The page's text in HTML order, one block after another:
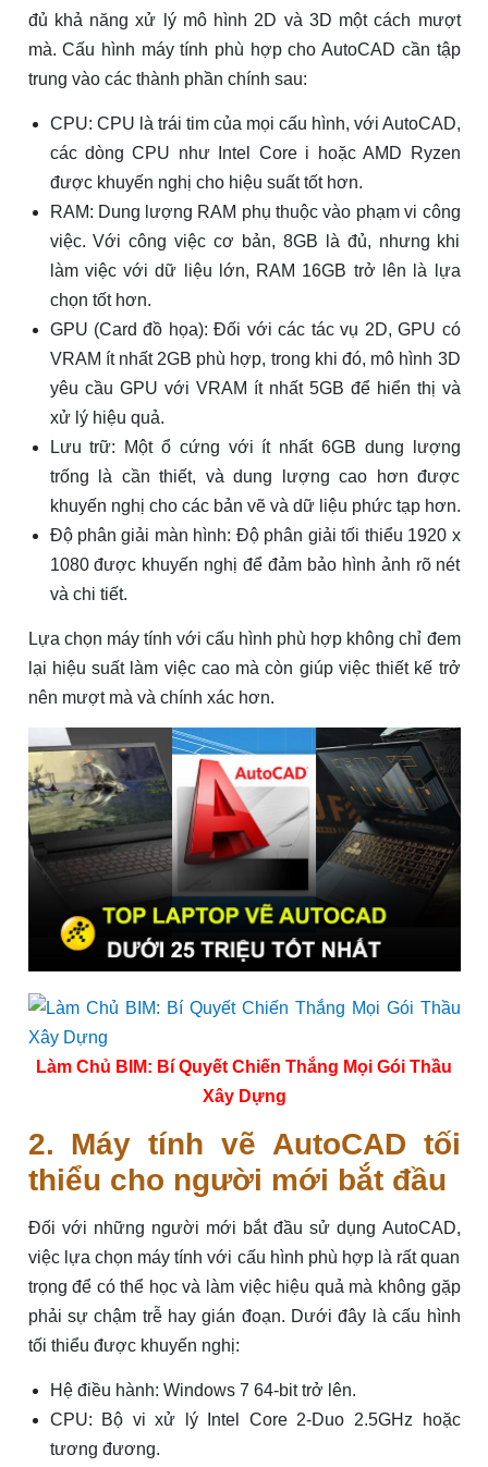
đủ khả năng xử lý mô hình 2D và 3D một cách mượt
mà. Cấu hình máy tính phù hợp cho AutoCAD cần tập
trung vào các thành phần chính sau:
CPU: CPU là trái tim của mọi cấu hình, với AutoCAD,
các dòng CPU như Intel Core i hoặc AMD Ryzen
được khuyến nghị cho hiệu suất tốt hơn.
RAM: Dung lượng RAM phụ thuộc vào phạm vi công
việc. Với công việc cơ bản, 8GB là đủ, nhưng khi
làm việc với dữ liệu lớn, RAM 16GB trở lên là lựa
chọn tốt hơn.
GPU (Card đồ họa): Đối với các tác vụ 2D, GPU có
VRAM ít nhất 2GB phù hợp, trong khi đó, mô hình 3D
yêu cầu GPU với VRAM ít nhất 5GB để hiển thị và
xử lý hiệu quả.
Lưu trữ: Một ổ cứng với ít nhất 6GB dung lượng
trống là cần thiết, và dung lượng cao hơn được
khuyến nghị cho các bản vẽ và dữ liệu phức tạp hơn.
Độ phân giải màn hình: Độ phân giải tối thiểu 1920 x
1080 được khuyến nghị để đảm bảo hình ảnh rõ nét
và chi tiết.
Lựa chọn máy tính với cấu hình phù hợp không chỉ đem
lại hiệu suất làm việc cao mà còn giúp việc thiết kế trở
nên mượt mà và chính xác hơn.
Làm Chủ BIM: Bí Quyết Chiến Thắng Mọi Gói Thầu
Xây Dựng
2. Máy tính vẽ AutoCAD tối
thiểu cho người mới bắt đầu
Đối với những người mới bắt đầu sử dụng AutoCAD,
việc lựa chọn máy tính với cấu hình phù hợp là rất quan
trọng để có thể học và làm việc hiệu quả mà không gặp
phải sự chậm trễ hay gián đoạn. Dưới đây là cấu hình
tối thiểu được khuyến nghị:
Hệ điều hành: Windows 7 64-bit trở lên.
CPU: Bộ vi xử lý Intel Core 2-Duo 2.5GHz hoặc
tương đương.